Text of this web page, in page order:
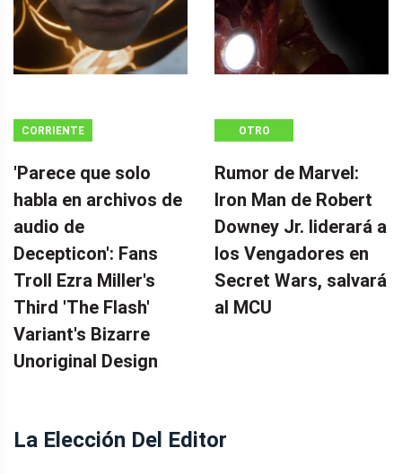
CORRIENTE
'Parece que solo
habla en archivos de
audio de
Decepticon': Fans
Troll Ezra Miller's
Third 'The Flash'
Variant's Bizarre
Unoriginal Design
OTRO
Rumor de Marvel:
Iron Man de Robert
Downey Jr. liderará a
los Vengadores en
Secret Wars, salvará
al MCU
La Elección Del Editor